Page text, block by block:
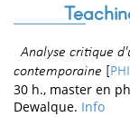
Analyse critique
contemporaine
30 h., master en
Dewalque. Info